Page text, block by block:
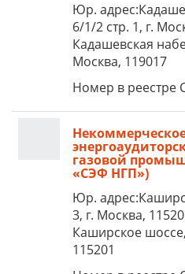
Юр.
6/1/2 стр. 1, г.
Кадашевская
Москва, 119017
Номер в реестре
газовой
«СЭФ НГП»)
Юр.
3, г. Москва,
Каширское
115201